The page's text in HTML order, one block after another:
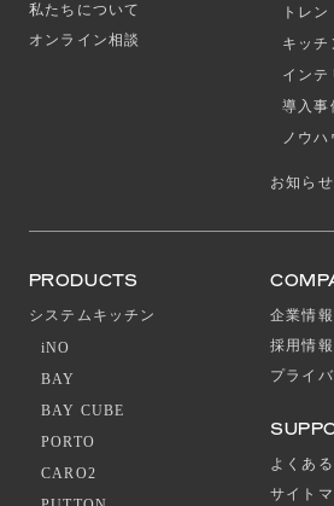
私たちについて
オンライン相談
トレ
キッチ
インテ
導入事
ノウハ
お知らせ
PRODUCTS
システムキッチン
iNO
BAY
BAY CUBE
PORTO
CARO2
企業情報
採用情報
プライ
よくあ
サイト